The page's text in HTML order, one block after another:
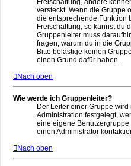
Freischaltung, andere
versteckt. Wenn die Gruppe
die entsprechende Funktion
Freischaltung, so kannst du
Gruppenleiter muss
fragen, warum du in die
Bitte belästige keinen
einen Grund dafür haben.
Nach oben
Wie werde ich Gruppenleiter?
Der Leiter einer Gruppe
Administration festgelegt,
eine eigene
einen Administrator
Nach oben